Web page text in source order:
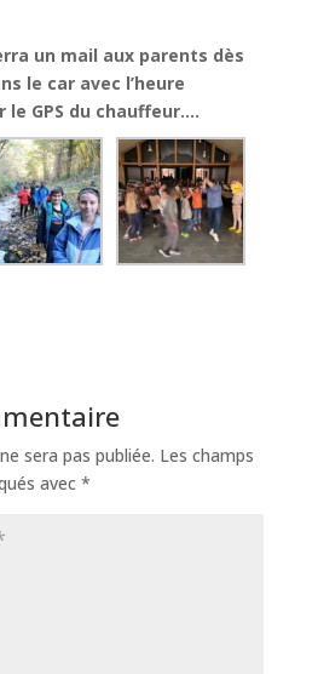
un mail aux parents dès
le car avec l’heure
le GPS du chauffeur….
sera pas publiée. Les champs
avec *